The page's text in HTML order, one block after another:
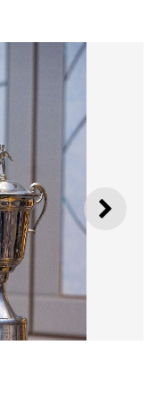
e Feminina
Galaxy
de Março a 5 de